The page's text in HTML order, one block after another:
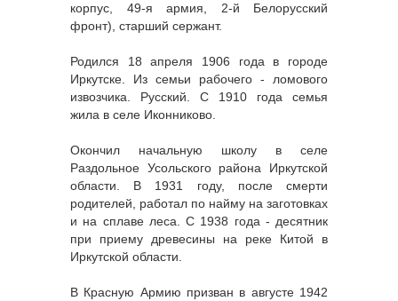
корпус, 49-я армия, 2-й Белорусский
фронт), старший сержант.
Родился 18 апреля 1906 года в городе
Иркутске. Из семьи рабочего - ломового
извозчика. Русский. С 1910 года семья
жила в селе Иконниково.
Окончил начальную школу в селе
Раздольное Усольского района Иркутской
области. В 1931 году, после смерти
родителей, работал по найму на заготовках
и на сплаве леса. С 1938 года - десятник
при приему древесины на реке Китой в
Иркутской области.
В Красную Армию призван в августе 1942